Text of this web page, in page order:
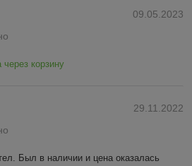
09.05.2023
корзину
29.11.2022
Был в наличии и цена оказалась